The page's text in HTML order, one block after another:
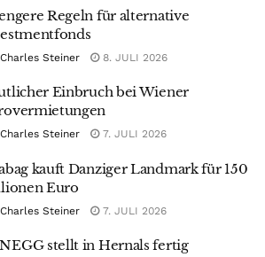
Regeln für alternative
Charles Steiner 8. JULI 2026
Einbruch bei Wiener
Charles Steiner 7. JULI 2026
kauft Danziger Landmark für 150
Euro
Charles Steiner 7. JULI 2026
stellt in Hernals fertig